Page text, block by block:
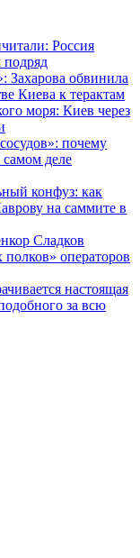
Россия
подряд
Захарова обвинила
Киева к терактам
моря: Киев через
почему
самом деле
конфуз: как
на саммите в
Сладков
операторов
настоящая
за всю